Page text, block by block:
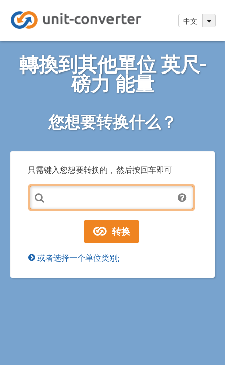
中文
轉換到其他單位 英尺-
磅力 能量
您想要转换什么？
只需键入您想要转换的，然后按回车即可
或者选择一个单位类别;